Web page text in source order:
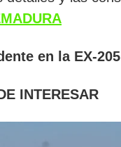
en la EX-
INTERESAR